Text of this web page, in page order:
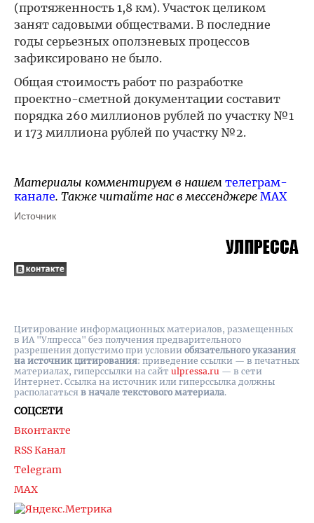
(протяженность 1,8 км). Участок целиком
занят садовыми обществами. В последние
годы серьезных оползневых процессов
зафиксировано не было.
Общая стоимость работ по разработке
проектно-сметной документации составит
порядка 260 миллионов рублей по участку №1
и 173 миллиона рублей по участку №2.
Материалы комментируем в нашем телеграм-
канале. Также читайте нас в мессенджере MAX
Источник
СОЦСЕТИ
Вконтакте
RSS Канал
Telegram
MAX
Цитирование информационных материалов, размещенных
в ИА "Улпресса" без получения предварительного
разрешения допустимо при условии обязательного указания
на источник цитирования: приведение ссылки — в печатных
материалах, гиперссылки на cайт ulpressa.ru — в сети
Интернет. Ссылка на источник или гиперссылка должны
располагаться в начале текстового материала.